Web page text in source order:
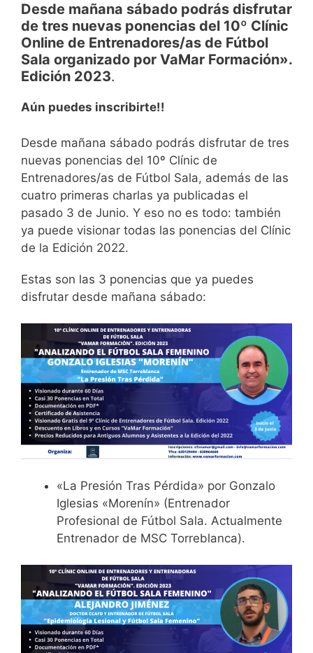
Desde mañana sábado podrás disfrutar
de tres nuevas ponencias del 10º Clínic
Online de Entrenadores/as de Fútbol
Sala organizado por VaMar Formación».
Edición 2023.
Aún puedes inscribirte!!
Desde mañana sábado podrás disfrutar de tres
nuevas ponencias del 10º Clínic de
Entrenadores/as de Fútbol Sala, además de las
cuatro primeras charlas ya publicadas el
pasado 3 de Junio. Y eso no es todo: también
ya puede visionar todas las ponencias del Clínic
de la Edición 2022.
Estas son las 3 ponencias que ya puedes
disfrutar desde mañana sábado:
«La Presión Tras Pérdida» por Gonzalo
Iglesias «Morenín» (Entrenador
Profesional de Fútbol Sala. Actualmente
Entrenador de MSC Torreblanca).